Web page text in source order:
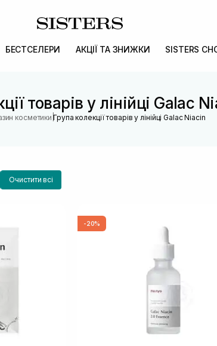
БЕСТСЕЛЕРИ АКЦІЇ ТА ЗНИЖКИ SISTERS
товарів у лінійці Galac
косметики |Група колекції товарів у лінійці Galac Niacin
Очистити всі
-20%